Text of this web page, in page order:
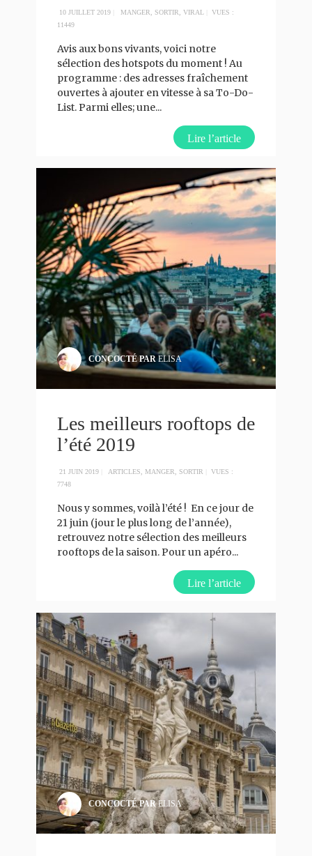
10 JUILLET 2019 MANGER SORTIR VIRAL
VUES :
11449
Avis aux bons vivants, voici notre
sélection des hotspots du moment ! Au
programme : des adresses fraîchement
ouvertes à ajouter en vitesse à sa To-Do-
List. Parmi elles; une...
Lire l’article
CONCOCTÉ PARELISA
Les meilleurs rooftops de
l’été 2019
21 JUIN 2019 ARTICLES MANGER SORTIR
VUES :
7748
Nous y sommes, voilà l’été ! En ce jour de
21 juin (jour le plus long de l’année),
retrouvez notre sélection des meilleurs
rooftops de la saison. Pour un apéro...
Lire l’article
CONCOCTÉ PARELISA